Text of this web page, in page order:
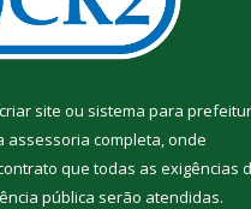
criar site ou sistema para
assessoria completa, onde
que todas as exigências
pública serão atendidas.